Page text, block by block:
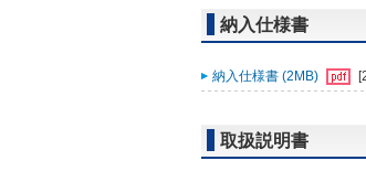
納入仕様書
納入仕様書 (2MB)
取扱説明書